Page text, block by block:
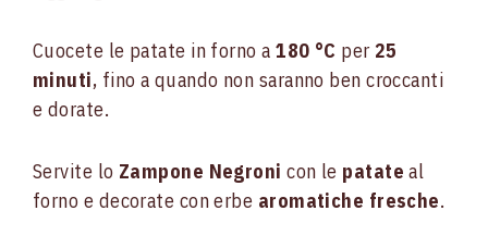
Cuocete le patate in forno a180 °C per 25
minuti, fino a quando non saranno ben croccanti
e dorate.
Servite lo Zampone Negroni con le patate al
forno e decorate con erbe aromatiche fresche.